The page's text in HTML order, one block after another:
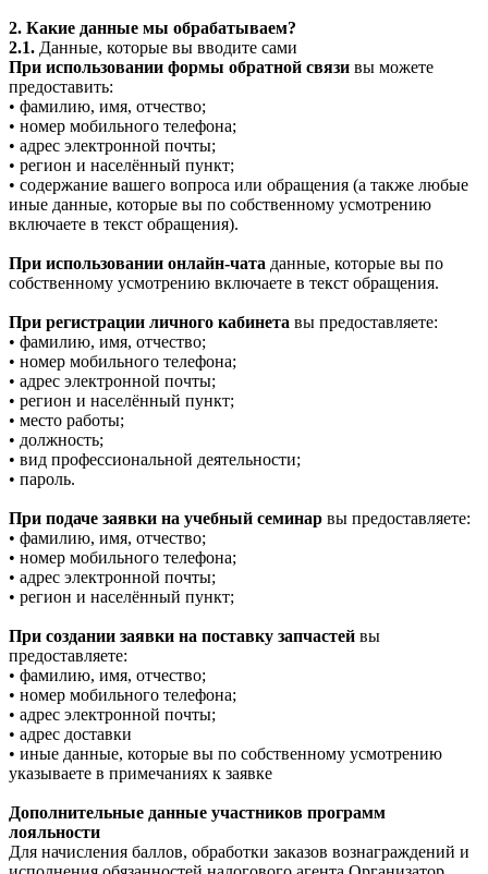
2. Какие данные мы обрабатываем?
2.1. Данные, которые вы вводите сами
При использовании формы обратной связи вы можете
предоставить:
• фамилию, имя, отчество;
• номер мобильного телефона;
• адрес электронной почты;
• регион и населённый пункт;
• содержание вашего вопроса или обращения (а также любые
иные данные, которые вы по собственному усмотрению
включаете в текст обращения).
При использовании онлайн-чата данные, которые вы по
собственному усмотрению включаете в текст обращения.
При регистрации личного кабинета вы предоставляете:
• фамилию, имя, отчество;
• номер мобильного телефона;
• адрес электронной почты;
• регион и населённый пункт;
• место работы;
• должность;
• вид профессиональной деятельности;
• пароль.
При подаче заявки на учебный семинар вы предоставляете:
• фамилию, имя, отчество;
• номер мобильного телефона;
• адрес электронной почты;
• регион и населённый пункт;
При создании заявки на поставку запчастей вы
предоставляете:
• фамилию, имя, отчество;
• номер мобильного телефона;
• адрес электронной почты;
• адрес доставки
• иные данные, которые вы по собственному усмотрению
указываете в примечаниях к заявке
Дополнительные данные участников программ
лояльности
Для начисления баллов, обработки заказов вознаграждений и